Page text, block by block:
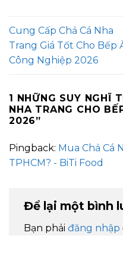
Cung Cấp Chả Cá Nha
Trang Giá Tốt Cho Bếp
Công Nghiệp 2026
1 NHỮNG SUY NGHĨ
NHA TRANG CHO
2026”
Pingback: Mua Chả Cá
TPHCM? - BiTi Food
Để lại một bình
Bạn phải đăng nhập